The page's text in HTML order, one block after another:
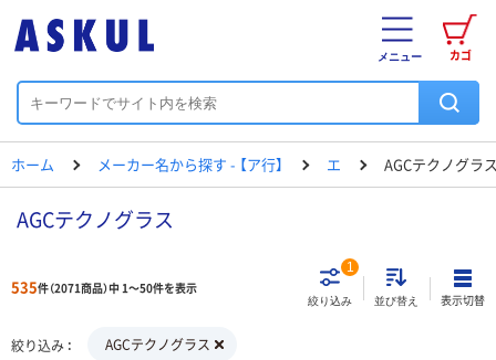
カゴ
メニュー
ホーム メーカー名から探す - 【ア行】 エ AGCテクノグラ
AGCテクノグラス
535件（2071商品）中 1～50件を表示
絞り込み
1
並び替え 表示切替
絞り込み AGCテクノグラス